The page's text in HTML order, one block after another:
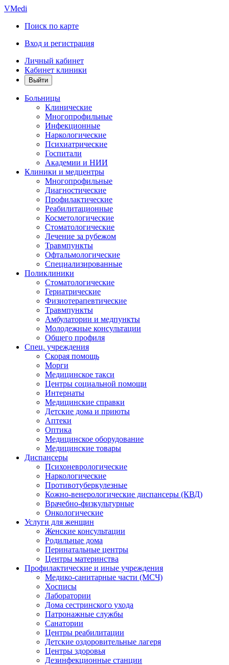
VMedi
Поиск по карте
Вход и регистрация
Личный кабинет
Кабинет клиники
Больницы
Клинические
Многопрофильные
Инфекционные
Наркологические
Психиатрические
Госпитали
Академии и НИИ
Клиники и медцентры
Многопрофильные
Диагностические
Профилактические
Реабилитационные
Косметологические
Стоматологические
Лечение за рубежом
Травмпункты
Офтальмологические
Специализированные
Поликлиники
Стоматологические
Гериатрические
Физиотерапевтические
Травмпункты
Амбулатории и медпункты
Молодежные консультации
Общего профиля
Спец. учреждения
Скорая помощь
Морги
Медицинское такси
Центры социальной помощи
Интернаты
Медицинские справки
Детские дома и приюты
Аптеки
Оптика
Медицинское оборудование
Медицинские товары
Диспансеры
Психоневрологические
Наркологические
Противотуберкулезные
Кожно-венерологические диспансеры (КВД)
Врачебно-физкультурные
Онкологические
Услуги для женщин
Женские консультации
Родильные дома
Перинатальные центры
Центры материнства
Профилактические и иные учреждения
Медико-санитарные части (МСЧ)
Хосписы
Лаборатории
Дома сестринского ухода
Патронажные службы
Санатории
Центры реабилитации
Детские оздоровительные лагеря
Центры здоровья
Дезинфекционные станции